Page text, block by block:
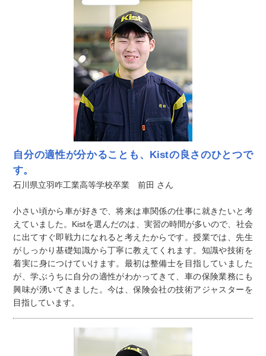
自分の適性が分かることも、Kistの良さのひとつで
す。
石川県立羽咋工業高等学校卒業 前田 さん
小さい頃から車が好きで、将来は車関係の仕事に就きたいと考
えていました。Kistを選んだのは、実習の時間が多いので、社会
に出てすぐ即戦力になれると考えたからです。授業では、先生
がしっかり基礎知識から丁寧に教えてくれます。知識や技術を
着実に身につけていけます。最初は整備士を目指していました
が、学ぶうちに自分の適性がわかってきて、車の保険業務にも
興味が湧いてきました。今は、保険会社の技術アジャスターを
目指しています。